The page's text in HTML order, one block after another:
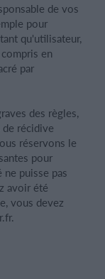
de vos
pour
qu'utilisateur,
en
par
des règles,
récidive
réservons le
pour
puisse pas
avoir été
vous devez
.